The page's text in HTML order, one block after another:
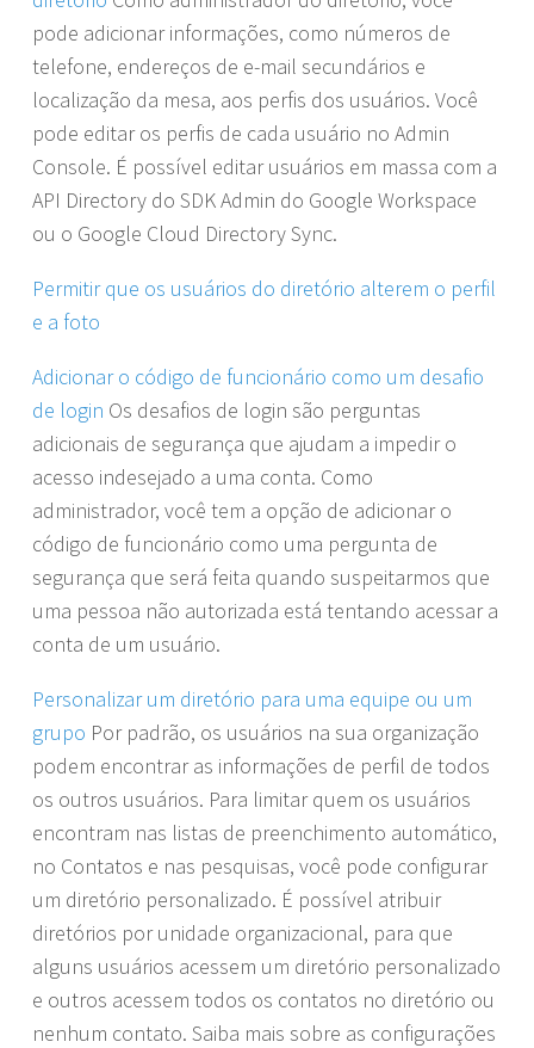
pode adicionar informações, como números de
telefone, endereços de e-mail secundários e
localização da mesa, aos perfis dos usuários. Você
pode editar os perfis de cada usuário no Admin
Console. É possível editar usuários em massa com a
API Directory do SDK Admin do Google Workspace
ou o Google Cloud Directory Sync.
Permitir que os usuários do diretório alterem o perfil
e a foto
Adicionar o código de funcionário como um desafio
de login Os desafios de login são perguntas
adicionais de segurança que ajudam a impedir o
acesso indesejado a uma conta. Como
administrador, você tem a opção de adicionar o
código de funcionário como uma pergunta de
segurança que será feita quando suspeitarmos que
uma pessoa não autorizada está tentando acessar a
conta de um usuário.
Personalizar um diretório para uma equipe ou um
grupo Por padrão, os usuários na sua organização
podem encontrar as informações de perfil de todos
os outros usuários. Para limitar quem os usuários
encontram nas listas de preenchimento automático,
no Contatos e nas pesquisas, você pode configurar
um diretório personalizado. É possível atribuir
diretórios por unidade organizacional, para que
alguns usuários acessem um diretório personalizado
e outros acessem todos os contatos no diretório ou
nenhum contato. Saiba mais sobre as configurações